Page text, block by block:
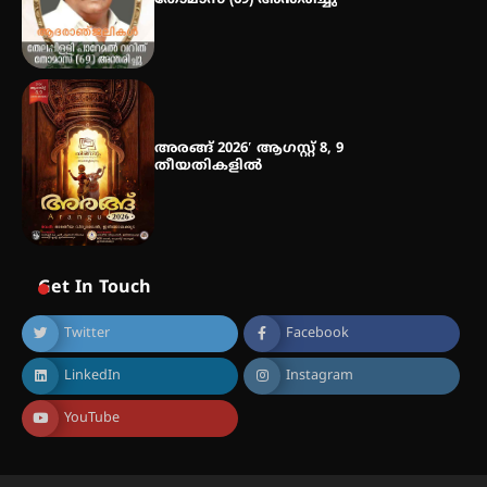
അരങ്ങ് 2026′ ആഗസ്റ്റ് 8, 9
തീയതികളിൽ
Get In Touch
Twitter Facebook
LinkedIn Instagram
YouTube